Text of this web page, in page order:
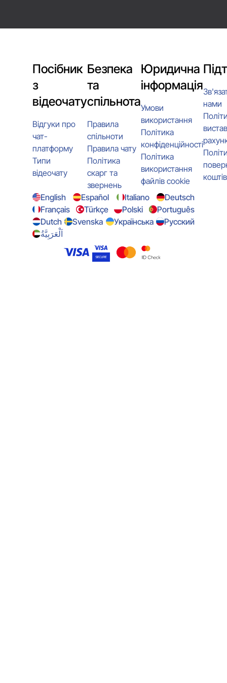
Посібник
з
відеочату
Відгуки про
чат-
платформу
Типи
відеочату
Безпека
та
спільнота
Правила
спільноти
Правила чату
Політика
скарг та
звернень
Юридична
інформація
Умови
використання
Політика
конфіденційності
Політика
використання
файлів cookie
нами
коштів
English
Español Italiano
Deutsch
Français
Türkçe Polski
Português
Dutch
Svenska Українська
Русский
اَلْعَرَبِيَّةُ